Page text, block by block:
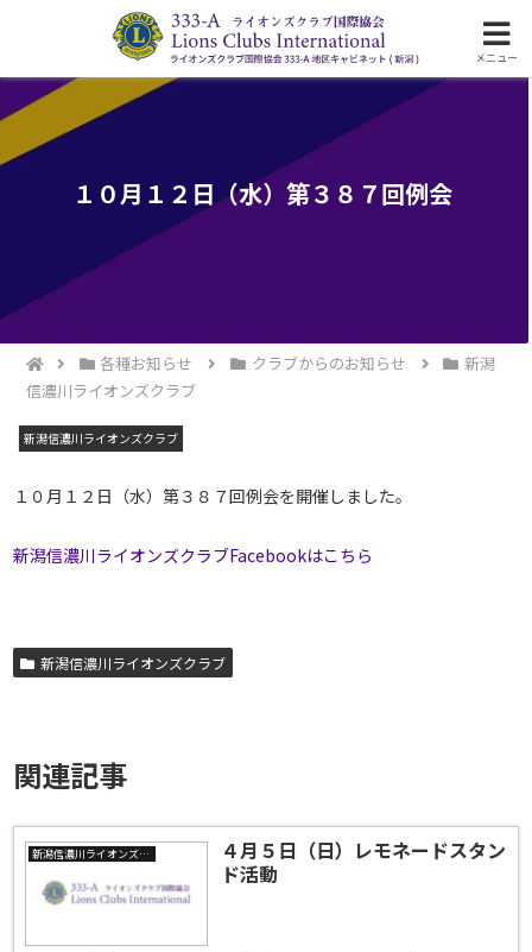
ライオンズクラブ国際協会333-A地区の活動
１０月１２日（水）第３８７回例会
各種お知らせ クラブからのお知らせ
新潟
信濃川ライオンズクラブ
新潟信濃川ライオンズクラブ
１０月１２日（水）第３８７回例会を開催しました。
新潟信濃川ライオンズクラブFacebookはこちら
新潟信濃川ライオンズクラブ
関連記事
新潟信濃川ライオンズクラブ
４月５日（日）レモネードスタン
ド活動
メニュー